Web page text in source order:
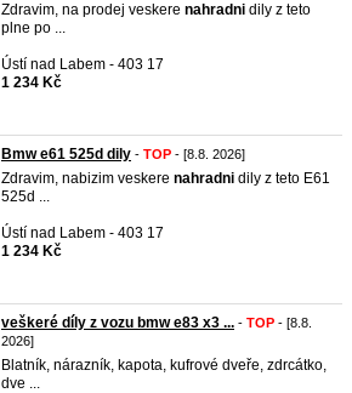
Zdravim, na prodej veskere nahradni dily z teto
plne po ...
Ústí nad Labem - 403 17
1 234 Kč
Bmw e61 525d dily - TOP - [8.8. 2026]
Zdravim, nabizim veskere nahradni dily z teto E61
525d ...
Ústí nad Labem - 403 17
1 234 Kč
veškeré díly z vozu bmw e83 x3 ... - TOP - [8.8.
2026]
Blatník, nárazník, kapota, kufrové dveře, zdrcátko,
dve ...